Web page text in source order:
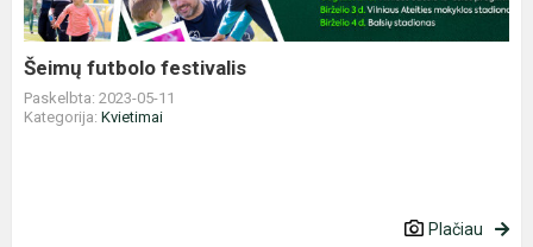
Šeimų futbolo festivalis
Paskelbta: 2023-05-11
Kategorija: Kvietimai
Plačiau